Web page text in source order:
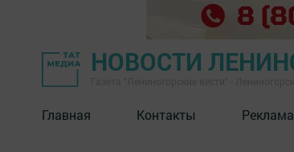
НОВОСТИ
Главная Контакты Реклама